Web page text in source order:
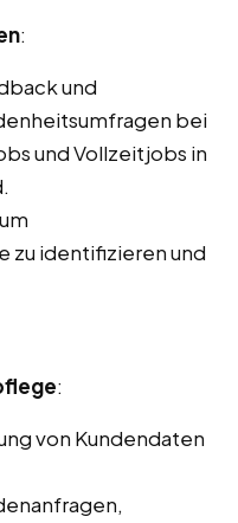
:
und
bei
und Vollzeitjobs in
zu identifizieren und
:
von Kundendaten